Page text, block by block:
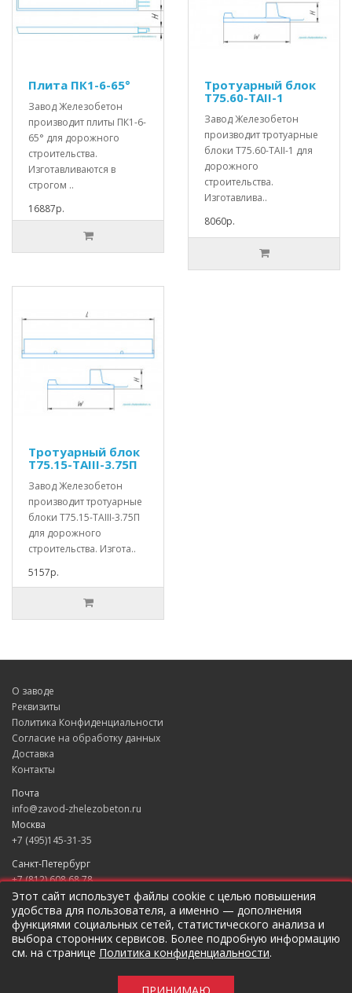
Плита ПК1-6-65°
Завод Железобетон
производит плиты ПК1-6-
65° для дорожного
строительства.
Изготавливаются в
строгом ..
16887р.
Тротуарный блок
Т75.60-TAII-1
Завод Железобетон
производит тротуарные
блоки Т75.60-TAII-1 для
дорожного
строительства.
Изготавлива..
8060р.
Тротуарный блок
Т75.15-TAIII-3.75П
Завод Железобетон
производит тротуарные
блоки Т75.15-TAIII-3.75П
для дорожного
строительства. Изгота..
5157р.
О заводе
Реквизиты
Политика Конфиденциальности
Согласие на обработку данных
Доставка
Контакты
Почта
info@zavod-zhelezobeton.ru
Москва
+7 (495)145-31-35
Санкт-Петербург
+7 (812) 608 68 78
Екатеринбург
+7 (343) 235 49 31
Краснодар
+7 (861) 205 79 37
Этот сайт использует файлы cookie с целью повышения
удобства для пользователя, а именно — дополнения
функциями социальных сетей, статистического анализа и
выбора сторонних сервисов. Более подробную информацию
см. на странице Политика конфиденциальности.